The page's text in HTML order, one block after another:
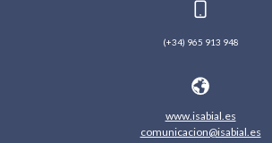
(+34) 965 913 948
www.isabial.es
comunicacion@isabial.es